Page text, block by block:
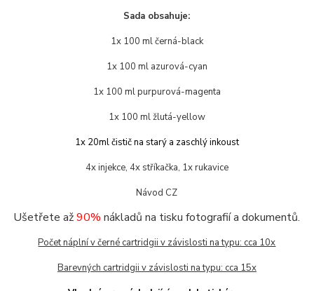
Sada obsahuje:
1x 100 ml černá-black
1x 100 ml azurová-cyan
1x 100 ml purpurová-magenta
1x 100 ml žlutá-yellow
1x 20ml čistič na starý a zaschlý inkoust
4x injekce, 4x stříkačka, 1x rukavice
Návod CZ
Ušetřete až90% nákladů na tisku fotografií a dokumentů.
Počet náplní v černé cartridgii v závislosti na typu: cca 10x
Barevných cartridgii v závislosti na typu: cca 15x